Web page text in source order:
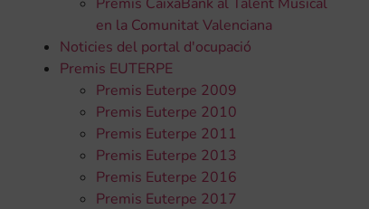
en la Comunitat Valenciana
Noticies del portal d'ocupació
Premis EUTERPE
Premis Euterpe 2009
Premis Euterpe 2010
Premis Euterpe 2011
Premis Euterpe 2013
Premis Euterpe 2016
Premis Euterpe 2017